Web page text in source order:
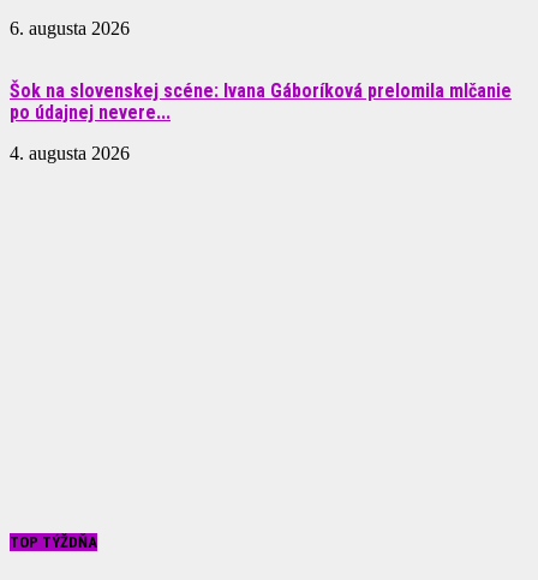
6. augusta 2026
Šok na slovenskej scéne: Ivana Gáboríková prelomila mlčanie
po údajnej nevere...
4. augusta 2026
TOP TÝŽDŇA